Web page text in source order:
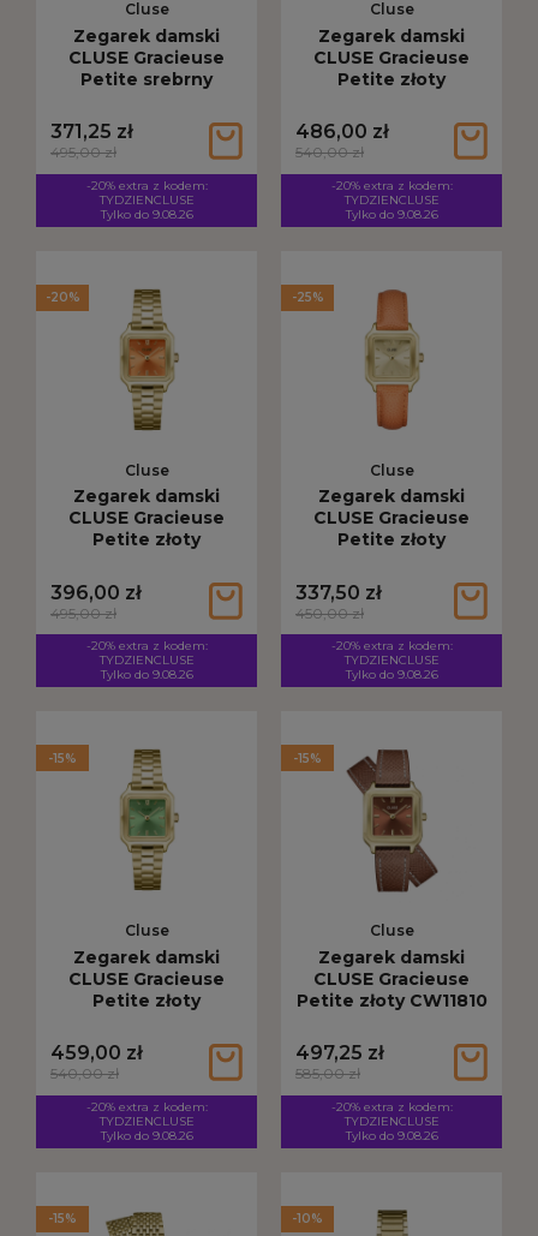
Cluse
Zegarek damski
CLUSE Gracieuse
Petite srebrny
371,25 zł
495,00 zł
-20% extra z kodem:
TYDZIENCLUSE
Tylko do 9.08.26
Cluse
Zegarek damski
CLUSE Gracieuse
Petite złoty
486,00 zł
540,00 zł
-20% extra z kodem:
TYDZIENCLUSE
Tylko do 9.08.26
Cluse
Zegarek damski
CLUSE Gracieuse
Petite złoty
396,00 zł
495,00 zł
-20% extra z kodem:
TYDZIENCLUSE
Tylko do 9.08.26
-20%
Cluse
Zegarek damski
CLUSE Gracieuse
Petite złoty
337,50 zł
450,00 zł
-20% extra z kodem:
TYDZIENCLUSE
Tylko do 9.08.26
-25%
Cluse
Zegarek damski
CLUSE Gracieuse
Petite złoty
459,00 zł
540,00 zł
-20% extra z kodem:
TYDZIENCLUSE
Tylko do 9.08.26
-15%
Cluse
Zegarek damski
CLUSE Gracieuse
Petite złoty CW11810
497,25 zł
585,00 zł
-20% extra z kodem:
TYDZIENCLUSE
Tylko do 9.08.26
-15%
-15% -10%